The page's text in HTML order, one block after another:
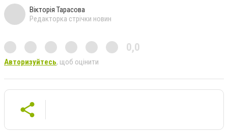
Вікторія Тарасова
Редакторка стрічки новин
0,0
Авторизуйтесь, щоб оцінити